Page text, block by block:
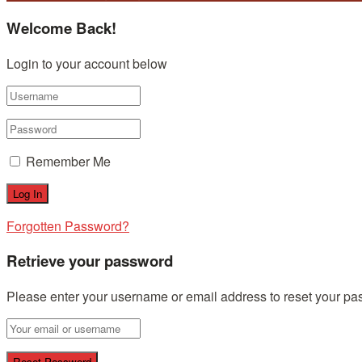
Welcome Back!
Login to your account below
Remember Me
Forgotten Password?
Retrieve your password
Please enter your username or email address to reset your